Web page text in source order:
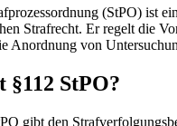
(StPO) ist
Strafrecht. Er regelt die
Anordnung von
§112 StPO?
gibt den